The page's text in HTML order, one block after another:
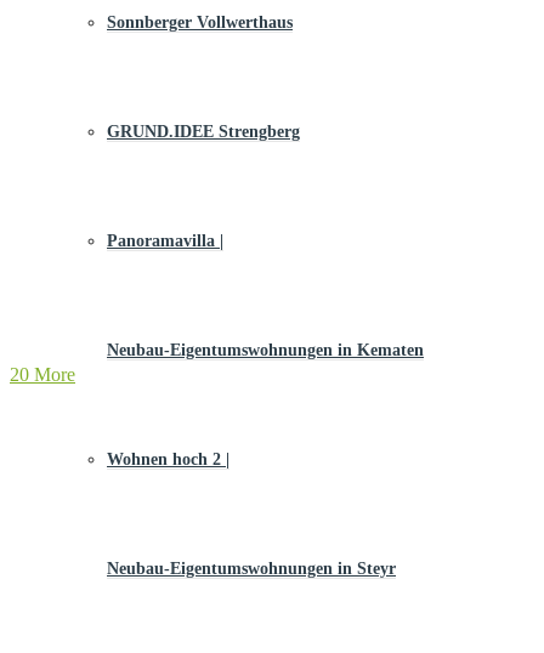
Sonnberger Vollwerthaus
GRUND.IDEE Strengberg
Panoramavilla |
Neubau-Eigentums­­wohnungen in Kematen
Wohnen hoch 2 |
Neubau-Eigentumswohnungen in Steyr
20 More